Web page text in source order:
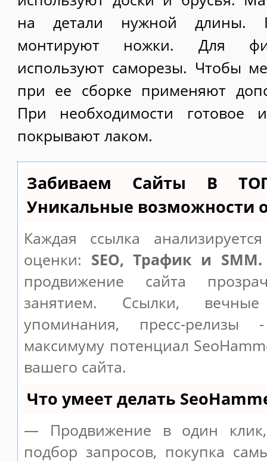
на детали нужной длины.
монтируют ножки. Для
используют саморезы. Чтобы
при ее сборке применяют
При необходимости готовое
покрывают лаком.
Забиваем Сайты В
Уникальные возможности
Каждая ссылка
оценки: SEO, Трафик и SMM.
продвижение сайта
занятием. Ссылки,
упоминания, пресс-релизы
максимуму потенциал
вашего сайта.
Что умеет делать
— Продвижение в один клик,
подбор запросов, покупка